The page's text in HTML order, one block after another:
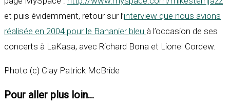
et puis évidemment, retour sur l’interview que nous avions
réalisée en 2004 pour le Bananier bleu à l’occasion de ses
concerts à LaKasa, avec Richard Bona et Lionel Cordew.
Photo (c) Clay Patrick McBride
Pour aller plus loin...